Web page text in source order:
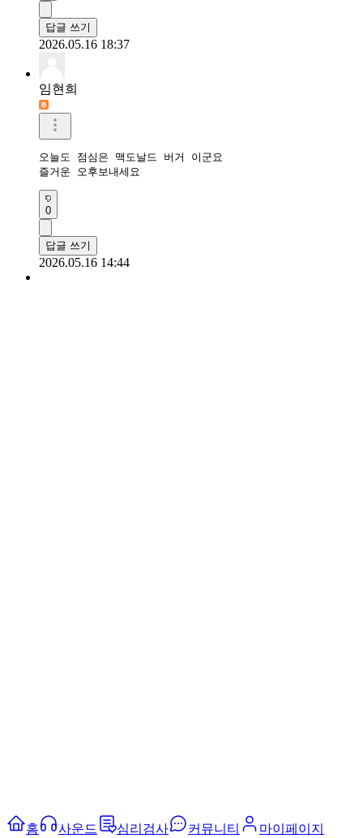
답글 쓰기
2026.05.16 18:37
임현희
오늘도 점심은 맥도날드 버거 이군요
즐거운 오후보내세요
0
답글 쓰기
2026.05.16 14:44
홈 사운드 심리검사 커뮤니티 마이페이지